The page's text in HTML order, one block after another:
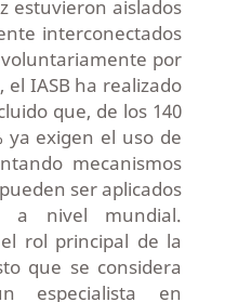
estuvieron aislados
interconectados
por
el IASB ha realizado
que, de los 140
ya exigen el uso de
mecanismos
ser aplicados
a nivel mundial.
rol principal de la
que se considera
especialista en